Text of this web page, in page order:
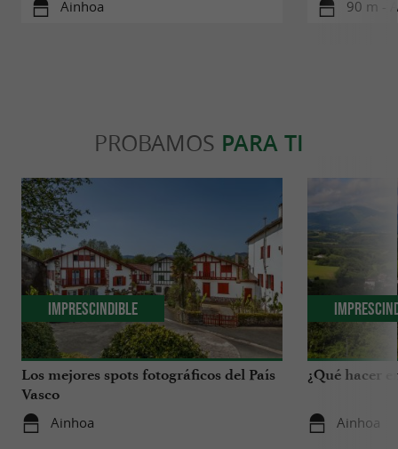
Ainhoa 90 m -
PROBAMOS PARA TI
Los mejores spots fotográficos del País
Vasco
Ainhoa
Imprescindible
¿Qué hacer
Ainhoa